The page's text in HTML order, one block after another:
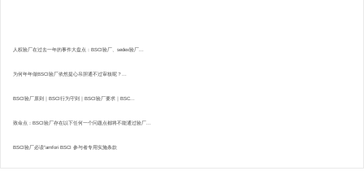
人权验厂在过去一年的事件大盘点：BSCI验厂、sedex验厂...
为何年年做BSCI验厂依然提心吊胆通不过审核呢？...
BSCI验厂原则｜BSCI行为守则｜BSCI验厂要求｜BSC...
致命点：BSCI验厂存在以下任何一个问题点都将不能通过验厂...
BSCI验厂必读”amfori BSCI 参与者专用实施条款